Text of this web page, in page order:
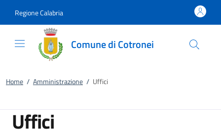
Regione Calabria
Comune di Cotronei
Home / Amministrazione / Uffici
Uffici